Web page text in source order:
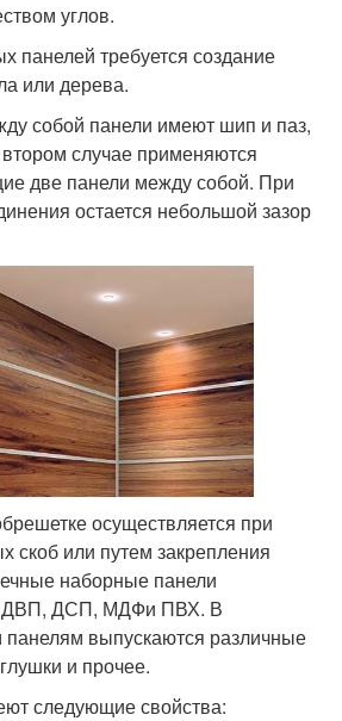
углов.
панелей требуется создание
или дерева.
собой панели имеют шип и паз,
случае применяются
две панели между собой. При
остается небольшой зазор
осуществляется при
скоб или путем закрепления
наборные панели
ДВП, ДСП, МДФи ПВХ. В
выпускаются различные
и прочее.
следующие свойства: